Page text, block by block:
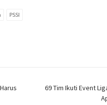
PSSI
69 Tim Ikuti Event